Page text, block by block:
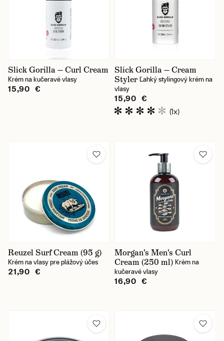
Slick Gorilla — Curl Cream
Krém na kučeravé vlasy
15,90 €
Slick Gorilla — Cream
Styler Ľahký stylingový krém na
vlasy
15,90 €
(1x)
Reuzel Surf Cream (95 g)
Krém na vlasy pre plážový účes
21,90 €
Morgan's Men's Curl
Cream (250 ml) Krém na
kučeravé vlasy
16,90 €